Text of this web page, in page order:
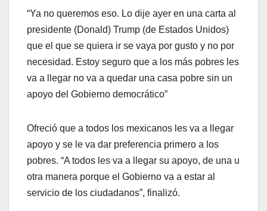
“Ya no queremos eso. Lo dije ayer en una carta al
presidente (Donald) Trump (de Estados Unidos)
que el que se quiera ir se vaya por gusto y no por
necesidad. Estoy seguro que a los más pobres les
va a llegar no va a quedar una casa pobre sin un
apoyo del Gobierno democrático”
Ofreció que a todos los mexicanos les va a llegar
apoyo y se le va dar preferencia primero a los
pobres. “A todos les va a llegar su apoyo, de una u
otra manera porque el Gobierno va a estar al
servicio de los ciudadanos”, finalizó.